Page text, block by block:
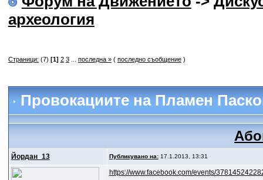
археология
Страници: (7) [1] 2 3... последна »( последно съобщение)
Провокациите на Пламен
Йордан_13 Публикувано на:17.1.2013, 13:31
https://www.facebook.com/events/